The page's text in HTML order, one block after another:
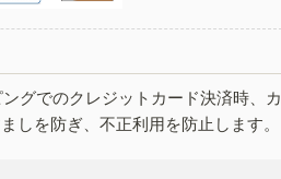
グでのクレジットカード決済時
しを防ぎ、不正利用を防止します。